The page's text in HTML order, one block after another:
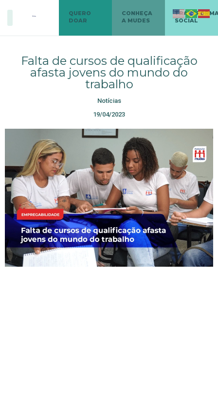
QUERO
DOAR
CONHEÇA
A MUDES
SOCIAL
Falta de cursos de qualificação
afasta jovens do mundo do
trabalho
Notícias
19/04/2023